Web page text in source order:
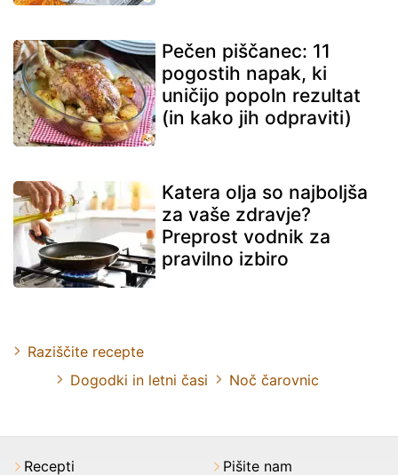
Pečen piščanec: 11
pogostih napak, ki
uničijo popoln rezultat
(in kako jih odpraviti)
Katera olja so najboljša
za vaše zdravje?
Preprost vodnik za
pravilno izbiro
Raziščite recepte
Dogodki in letni časi
Noč čarovnic
Recepti Pišite nam